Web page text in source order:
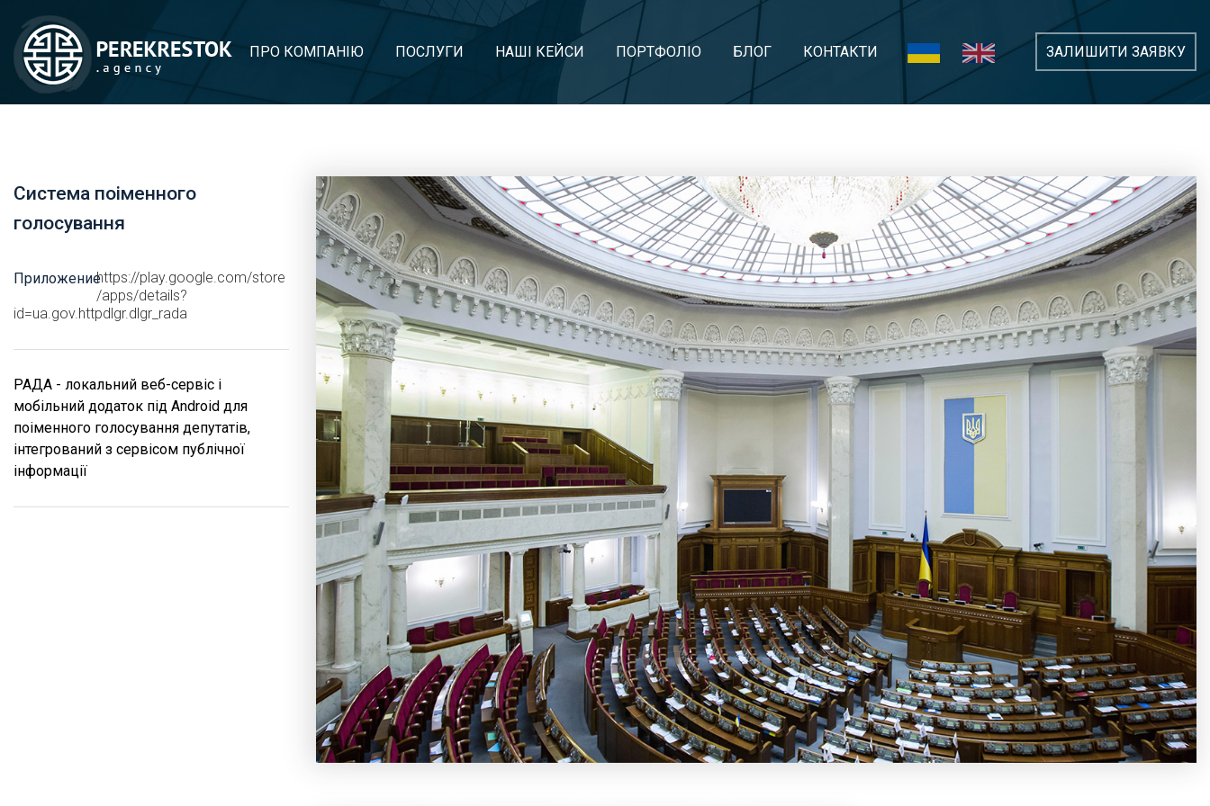
ПРО КОМПАНІЮ ПОСЛУГИ НАШІ КЕЙСИ ПОРТФОЛІО БЛОГ КОНТАКТИ ЗАЛИШИТИ ЗАЯВКУ
Система поіменного
голосування
Приложениеhttps://play.google.com/store
/apps/details?
id=ua.gov.httpdlgr.dlgr_rada
РАДА - локальний веб-сервіс і
мобільний додаток під Android для
поіменного голосування депутатів,
інтегрований з сервісом публічної
інформації